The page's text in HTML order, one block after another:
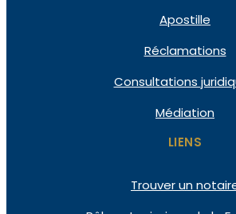
Apostille
Réclamations
Consultations
Médiation
LIENS
Trouver un